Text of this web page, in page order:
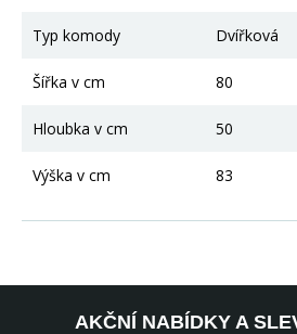
Typ komody Dvířková
Šířka v cm 80
Hloubka v cm 50
Výška v cm 83
AKČNÍ NABÍDKY A